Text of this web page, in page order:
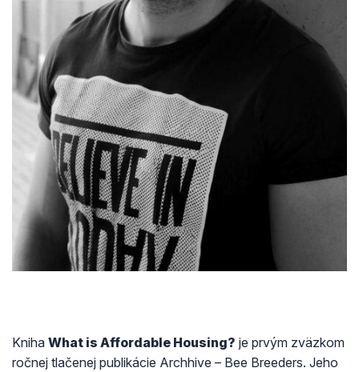
Kniha What is Affordable Housing? je prvým zväzkom
ročnej tlačenej publikácie Archhive – Bee Breeders. Jeho